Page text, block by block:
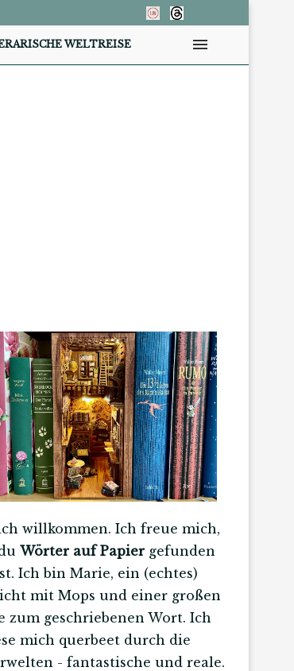
WELTREISE
willkommen. Ich freue mich,
Wörter auf Papiergefunden
Ich bin Marie, ein (echtes)
mit Mops und einer großen
zum geschriebenen Wort. Ich
mich querbeet durch die
- fantastische und reale.